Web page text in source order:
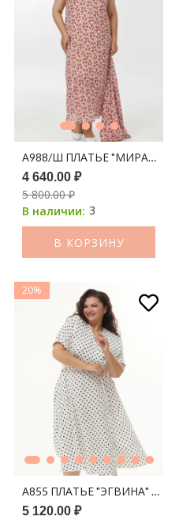
ЛАТТЕ ПРИНТ МОЛОЧНЫЕ
А988/Ш ПЛАТЬЕ "МИРАЖ"
4 640.00 ₽
5 800.00 ₽
В наличии: 3
В КОРЗИНУ
ЧЕРНЫЙ ПРИНТ МОЛОЧНЫЕ
20%
А855 ПЛАТЬЕ "ЭГВИНА"
5 120.00 ₽